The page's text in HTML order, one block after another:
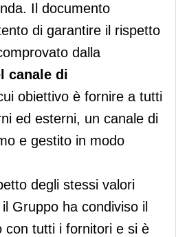
Il documento
di garantire il rispetto
dalla
canale di
obiettivo è fornire a tutti
ed esterni, un canale di
e gestito in modo
degli stessi valori
Gruppo ha condiviso il
con tutti i fornitori e si è